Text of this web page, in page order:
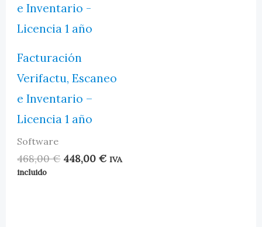
Facturación
Verifactu, Escaneo
e Inventario –
Licencia 1 año
Software
468,00€ El
448,00€ElIVA
incluido